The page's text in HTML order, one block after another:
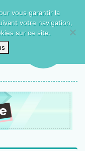
vous garantir la
votre navigation,
sur ce site.